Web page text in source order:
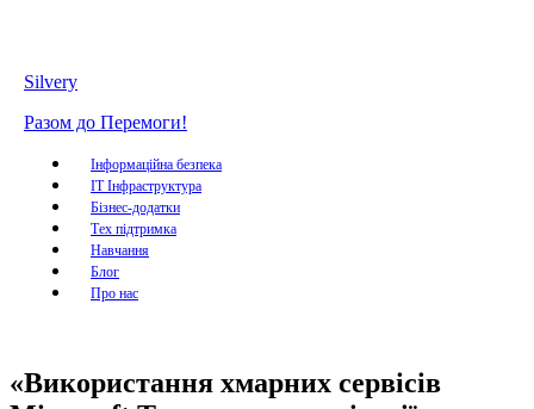
Silvery
Разом до Перемоги!
Інформаційна безпека
IT Інфраструктура
Бізнес-додатки
Тех підтримка
Навчання
Блог
Про нас
«Використання хмарних сервісів